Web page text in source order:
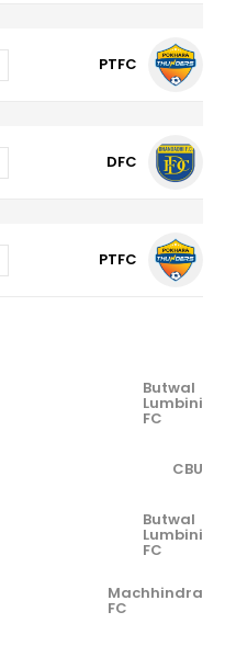
PTFC
DFC
PTFC
Butwal
Lumbini
FC
CBU
Butwal
Lumbini
FC
Machhindra
FC